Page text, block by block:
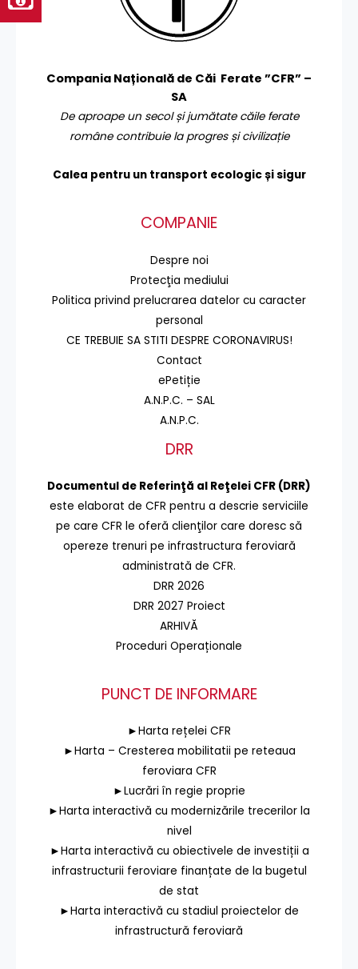
Compania Națională de Căi Ferate ”CFR” –
SA
De aproape un secol și jumătate căile ferate
române contribuie la progres și civilizație
Calea pentru un transport ecologic și sigur
COMPANIE
Despre noi
Protecţia mediului
Politica privind prelucrarea datelor cu caracter
personal
CE TREBUIE SA STITI DESPRE CORONAVIRUS!
Contact
ePetiție
A.N.P.C. – SAL
A.N.P.C.
DRR
Documentul de Referinţă al Reţelei CFR (DRR)
este elaborat de CFR pentru a descrie serviciile
pe care CFR le oferă clienţilor care doresc să
opereze trenuri pe infrastructura feroviară
administrată de CFR.
DRR 2026
DRR 2027 Proiect
ARHIVĂ
Proceduri Operaționale
PUNCT DE INFORMARE
►Harta rețelei CFR
►Harta – Cresterea mobilitatii pe reteaua
feroviara CFR
►Lucrări în regie proprie
►Harta interactivă cu modernizările trecerilor la
nivel
►Harta interactivă cu obiectivele de investiții a
infrastructurii feroviare finanțate de la bugetul
de stat
►Harta interactivă cu stadiul proiectelor de
infrastructură feroviară